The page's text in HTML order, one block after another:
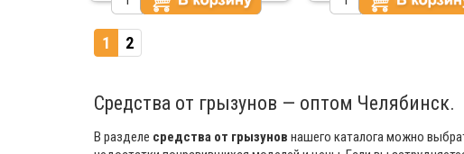
1 2
Средства от грызунов — оптом Челябинск.
В разделе средства от грызунов нашего каталога можно